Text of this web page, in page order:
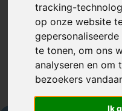
tracking-
op onze website
te tonen, om ons
analyseren en om
bezoekers
Ik